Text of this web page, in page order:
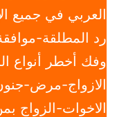
العربي في جميع
رد المطلقة-
وفك أخطر أنواع
الازواج-مرض-
الاخوات-الزواج